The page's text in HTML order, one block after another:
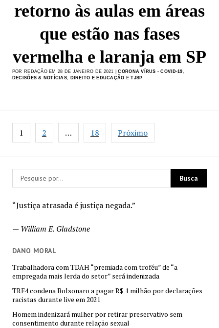
“Justiça atrasada é justiça negada.”
— William E. Gladstone
DANO MORAL
Trabalhadora com TDAH “premiada com troféu” de “a
empregada mais lerda do setor” será indenizada
TRF4 condena Bolsonaro a pagar R$ 1 milhão por declarações
racistas durante live em 2021
Homem indenizará mulher por retirar preservativo sem
consentimento durante relação sexual
retorno às aulas em áreas
que estão nas fases
vermelha e laranja em SP
POR REDAÇÃO EM 28 DE JANEIRO DE 2021 |CORONA VÍRUS - COVID-19
DECISÕES & NOTÍCIAS
DIREITO E EDUCAÇÃO ETJSP
Paginação
de
1 2 … 18 Próximo